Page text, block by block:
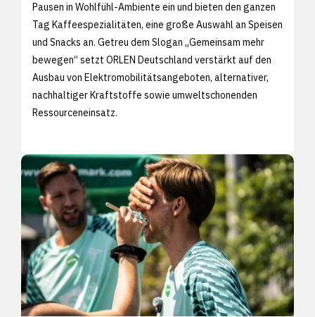
Pausen in Wohlfühl-Ambiente ein und bieten den ganzen
Tag Kaffeespezialitäten, eine große Auswahl an Speisen
und Snacks an. Getreu dem Slogan „Gemeinsam mehr
bewegen“ setzt ORLEN Deutschland verstärkt auf den
Ausbau von Elektromobilitätsangeboten, alternativer,
nachhaltiger Kraftstoffe sowie umweltschonenden
Ressourceneinsatz.